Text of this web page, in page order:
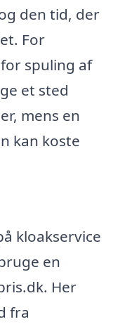
den tid, der
For
spuling af
et sted
mens en
kan koste
kloakservice
en
Her
fra